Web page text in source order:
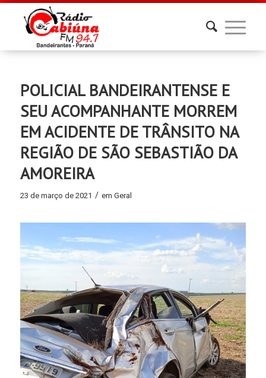
POLICIAL BANDEIRANTENSE E
SEU ACOMPANHANTE MORREM
EM ACIDENTE DE TRÂNSITO NA
REGIÃO DE SÃO SEBASTIÃO DA
AMOREIRA
23 de março de 2021 / em Geral